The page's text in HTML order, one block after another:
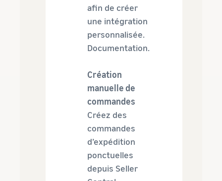
afin de créer
une intégration
personnalisée.
Documentation.
Création
manuelle de
commandes
Créez des
commandes
d’expédition
ponctuelles
depuis Seller